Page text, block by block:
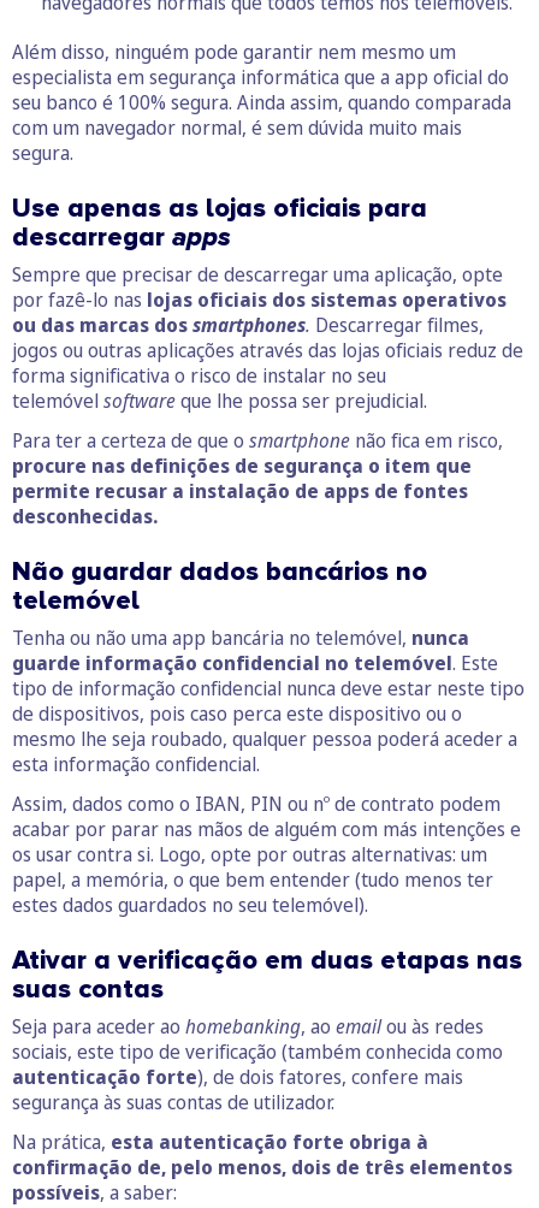
Além disso, ninguém pode garantir nem mesmo um
especialista em segurança informática que a app oficial do
seu banco é 100% segura. Ainda assim, quando comparada
com um navegador normal, é sem dúvida muito mais
segura.
Use apenas as lojas oficiais para
descarregar apps
Sempre que precisar de descarregar uma aplicação, opte
por fazê-lo nas lojas oficiais dos sistemas operativos
ou das marcas dossmartphones. Descarregar filmes,
jogos ou outras aplicações através das lojas oficiais reduz de
forma significativa o risco de instalar no seu
telemóvel softwareque lhe possa ser prejudicial.
Para ter a certeza de que o smartphone não fica em risco,
procure nas definições de segurança o item que
permite recusar a instalação de apps de fontes
desconhecidas.
Não guardar dados bancários no
telemóvel
Tenha ou não uma app bancária no telemóvel, nunca
guarde informação confidencial no telemóvel. Este
tipo de informação confidencial nunca deve estar neste tipo
de dispositivos, pois caso perca este dispositivo ou o
mesmo lhe seja roubado, qualquer pessoa poderá aceder a
esta informação confidencial.
Assim, dados como o IBAN, PIN ou nº de contrato podem
acabar por parar nas mãos de alguém com más intenções e
os usar contra si. Logo, opte por outras alternativas: um
papel, a memória, o que bem entender (tudo menos ter
estes dados guardados no seu telemóvel).
Ativar a verificação em duas etapas nas
suas contas
Seja para aceder ao homebanking, ao emailou às redes
sociais, este tipo de verificação (também conhecida como
autenticação forte), de dois fatores, confere mais
segurança às suas contas de utilizador.
Na prática, esta autenticação forte obriga à
confirmação de, pelo menos, dois de três elementos
possíveis, a saber: